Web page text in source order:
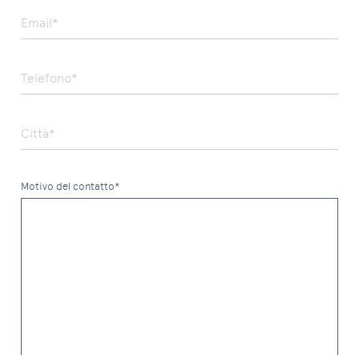
Email*
Telefono*
Città*
Motivo del contatto*